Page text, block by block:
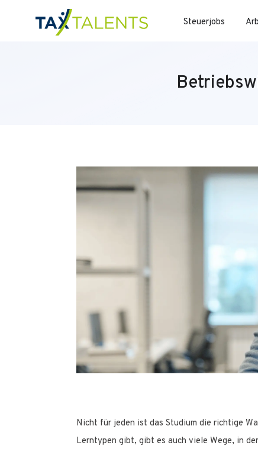
Steuerjobs
Nicht für jeden ist das Studium die richtige
Lerntypen gibt, gibt es auch viele Wege, in